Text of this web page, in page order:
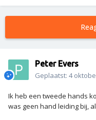
Peter Evers
Geplaatst: 4
Ik heb een tweede hands
was geen hand leiding bij,